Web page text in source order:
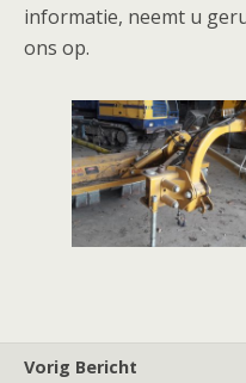
informatie, neemt u
ons op.
Vorig Bericht